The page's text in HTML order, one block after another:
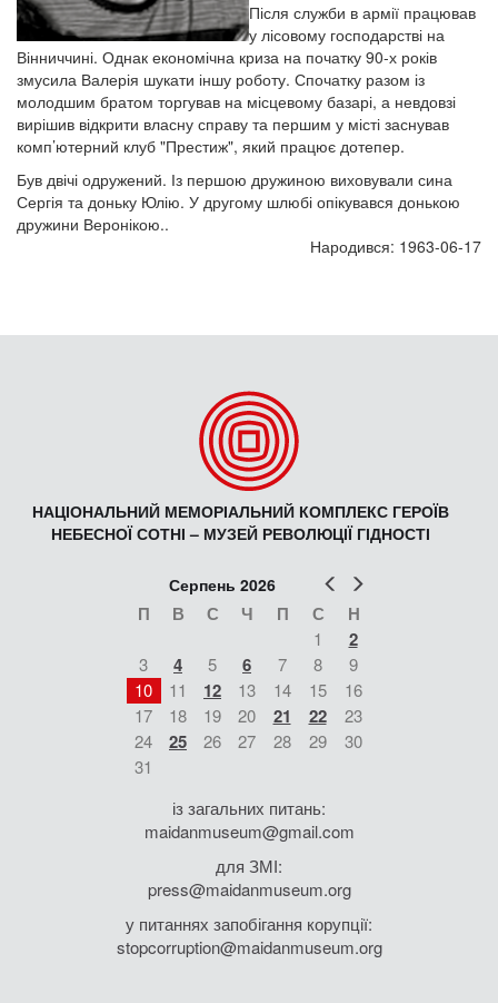
Після служби в армії працював
у лісовому господарстві на
Вінниччині. Однак економічна криза на початку 90-х років
змусила Валерія шукати іншу роботу. Спочатку разом із
молодшим братом торгував на місцевому базарі, а невдовзі
вирішив відкрити власну справу та першим у місті заснував
комп’ютерний клуб "Престиж", який працює дотепер.
Був двічі одружений. Із першою дружиною виховували сина
Сергія та доньку Юлію. У другому шлюбі опікувався донькою
дружини Веронікою..
Народився: 1963-06-17
НАЦІОНАЛЬНИЙ МЕМОРІАЛЬНИЙ КОМПЛЕКС ГЕРОЇВ
НЕБЕСНОЇ СОТНІ – МУЗЕЙ РЕВОЛЮЦІЇ ГІДНОСТІ
Попер
Серпень 2026
П В С Ч П С Н
1 2
3 4 5 6 7 8
9
10
11 12 13 14 15
16
17
18 19 20 21 22
23
24
25 26 27 28 29
30
31
із загальних питань:
maidanmuseum@gmail.com
для ЗМІ:
press@maidanmuseum.org
у питаннях запобігання корупції:
stopcorruption@maidanmuseum.org